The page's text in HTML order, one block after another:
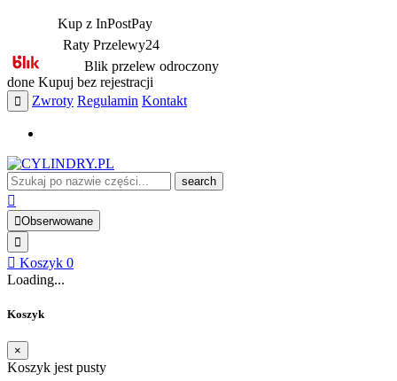
Kup z InPostPay
Raty Przelewy24
Blik przelew odroczony
done Kupuj bez rejestracji
Zwroty Regulamin Kontakt
search
Obserwowane
Koszyk 0
Loading...
Koszyk
×
Koszyk jest pusty